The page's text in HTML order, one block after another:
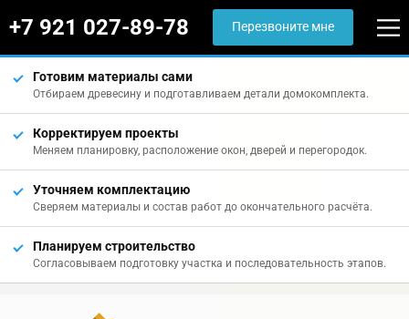
+7 921 027-89-78 Перезвоните мне
Готовим материалы сами
Отбираем древесину и подготавливаем детали домокомплекта.
Корректируем проекты
Меняем планировку, расположение окон, дверей и перегородок.
Уточняем комплектацию
Сверяем материалы и состав работ до окончательного расчёта.
Планируем строительство
Согласовываем подготовку участка и последовательность этапов.